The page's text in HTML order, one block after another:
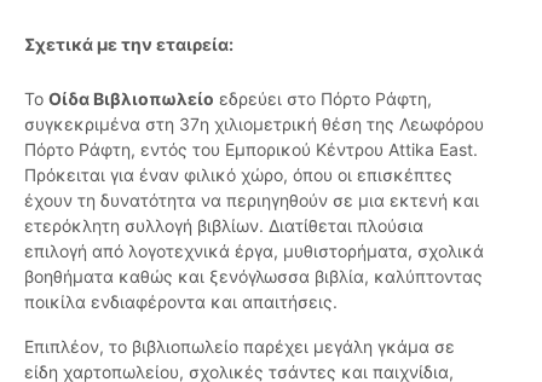
Σχετικά με την εταιρεία:
Το Οίδα Βιβλιοπωλείο εδρεύει στο Πόρτο Ράφτη,
συγκεκριμένα στη 37η χιλιομετρική θέση της Λεωφόρου
Πόρτο Ράφτη, εντός του Εμπορικού Κέντρου Attika East.
Πρόκειται για έναν φιλικό χώρο, όπου οι επισκέπτες
έχουν τη δυνατότητα να περιηγηθούν σε μια εκτενή και
ετερόκλητη συλλογή βιβλίων. Διατίθεται πλούσια
επιλογή από λογοτεχνικά έργα, μυθιστορήματα, σχολικά
βοηθήματα καθώς και ξενόγλωσσα βιβλία, καλύπτοντας
ποικίλα ενδιαφέροντα και απαιτήσεις.
Επιπλέον, το βιβλιοπωλείο παρέχει μεγάλη γκάμα σε
είδη χαρτοπωλείου, σχολικές τσάντες και παιχνίδια,